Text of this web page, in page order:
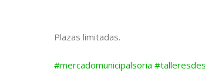
Plazas limitadas.
#mercadomunicipalsoria